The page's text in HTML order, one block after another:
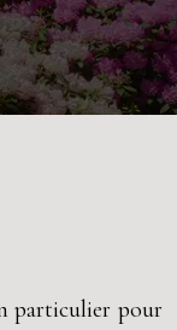
particulier pour